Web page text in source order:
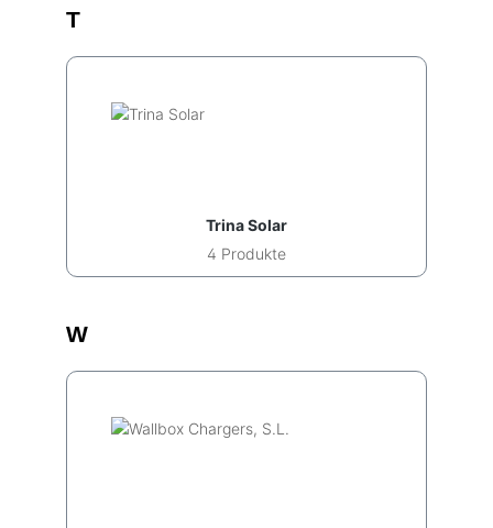
T
Trina Solar
4 Produkte
W